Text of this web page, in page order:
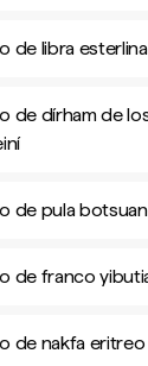
de libra
de dírham de
de pula
de franco
de nakfa eritreo